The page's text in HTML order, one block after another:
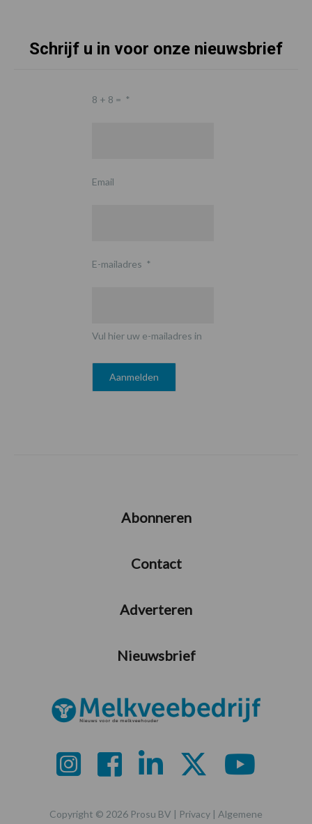
Schrijf u in voor onze nieuwsbrief
8 + 8 = *
Email
E-mailadres *
Vul hier uw e-mailadres in
Abonneren
Contact
Adverteren
Nieuwsbrief
Copyright © 2026 Prosu BV | Privacy | Algemene